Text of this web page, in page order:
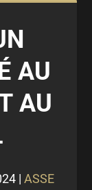
AU
AU
| ASSE